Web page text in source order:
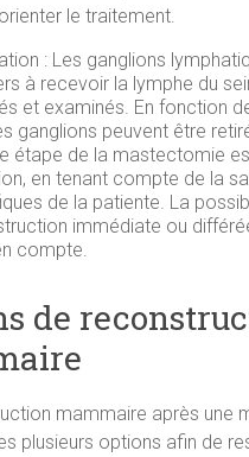
le traitement.
: Les ganglions
à recevoir la lymphe du
et examinés. En fonction
ganglions peuvent être
étape de la mastectomie
en tenant compte de la
de la patiente. La
immédiate ou
compte.
de
mammaire après une
plusieurs options afin de